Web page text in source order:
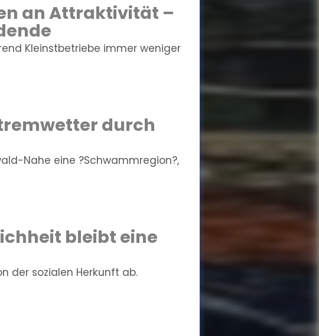
an Attraktivität –
Kleinstbetriebe immer weniger
durch
Nahe eine ?Schwammregion?,
bleibt eine
der sozialen Herkunft ab.